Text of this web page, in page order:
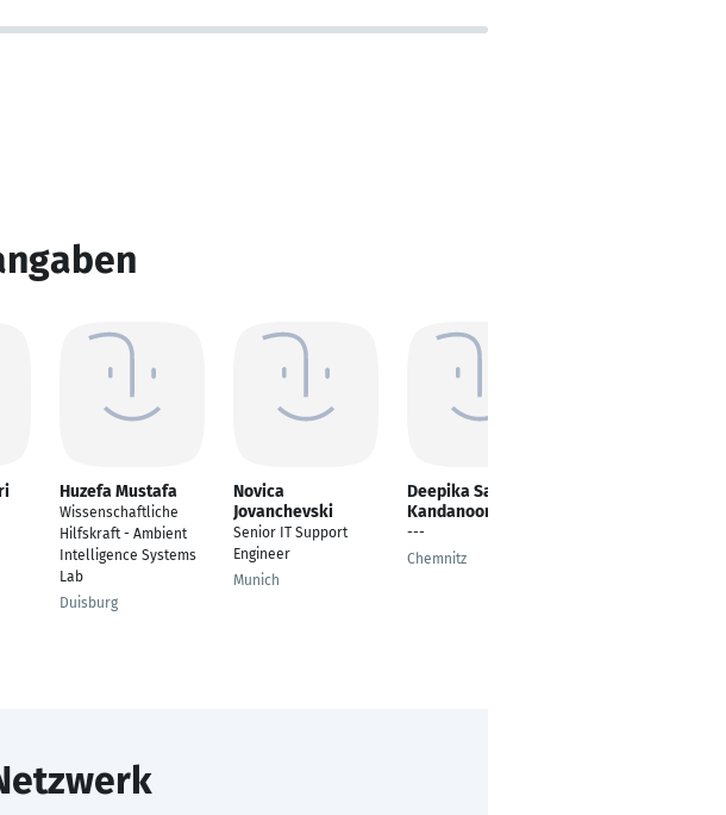
Huzefa Mustafa
Wissenschaftliche
Hilfskraft - Ambient
Intelligence Systems
Lab
Duisburg
Novica
Jovanchevski
Senior IT Support
Engineer
Munich
Deepika Sahi
Kandanoor
---
Chemnitz